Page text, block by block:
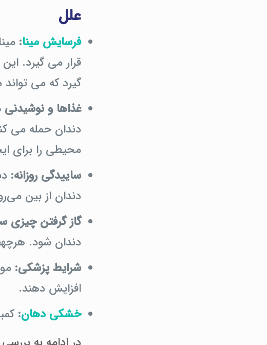
علل
فرسایش مینا:
قرار می گیرد.
گیرد که می
غذاها و
دندان حمله می
محیطی را برای
ساییدگی روزانه:
دندان از بین
گاز گرفتن
دندان شود.
شرایط پزشکی:
افزایش دهند.
خشکی دهان: